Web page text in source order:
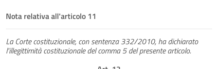
Nota relativa all'articolo 11
La Corte costituzionale, con sentenza 332/2010, ha dichiarato
l'illegittimità costituzionale del comma 5 del presente articolo.